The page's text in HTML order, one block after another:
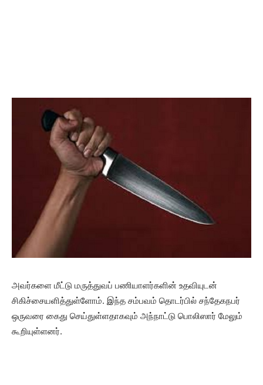
அவர்களை மீட்டு மருத்துவப் பணியாளர்களின் உதவியுடன்
சிகிச்சையளித்துள்ளோம். இந்த சம்பவம் தொடர்பில் சந்தேகநபர்
ஒருவரை கைது செய்துள்ளதாகவும் அந்நாட்டு பொலிஸார் மேலும்
கூறியுள்ளனர்.